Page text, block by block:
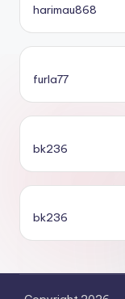
harimau868
furla77
bk236
bk236